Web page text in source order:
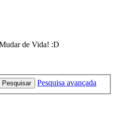
de Vida! :D
Pesquisar Pesquisa avançada